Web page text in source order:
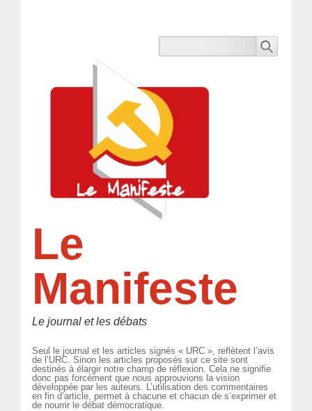
Le
Manifeste
Le journal et les débats
Seul le journal et les articles signés « URC », reflètent l’avis
de l’URC. Sinon les articles proposés sur ce site sont
destinés à élargir notre champ de réflexion. Cela ne signifie
donc pas forcément que nous approuvions la vision
développée par les auteurs. L’utilisation des commentaires
en fin d’article, permet à chacune et chacun de s’exprimer et
de nourrir le débat démocratique.